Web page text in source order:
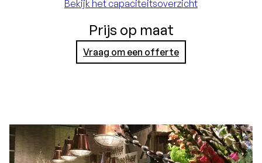
Bekijk het capaciteitsoverzicht
Prijs op maat
Vraag om een offerte